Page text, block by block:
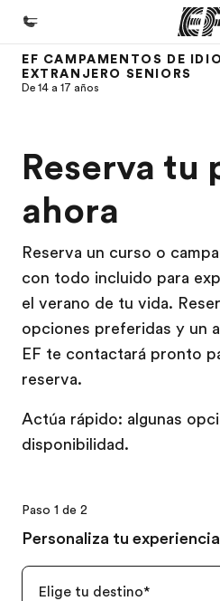
Inicio
Programas
Ver todo lo que hacemos
Oficinas
Encuentra una oficina
Sobre nosotros
Quiénes somos
Trabajos
Únete al equipo
EF CAMPAMENTOS DE
EXTRANJERO SENIORS
De 14 a 17 años
Reserva tu
ahora
Reserva un curso o
con todo incluido para
el verano de tu vida.
opciones preferidas y un
EF te contactará pronto
reserva.
Actúa rápido: algunas
disponibilidad.
Paso 1 de 2
Personaliza tu experiencia
Elige tu destino*